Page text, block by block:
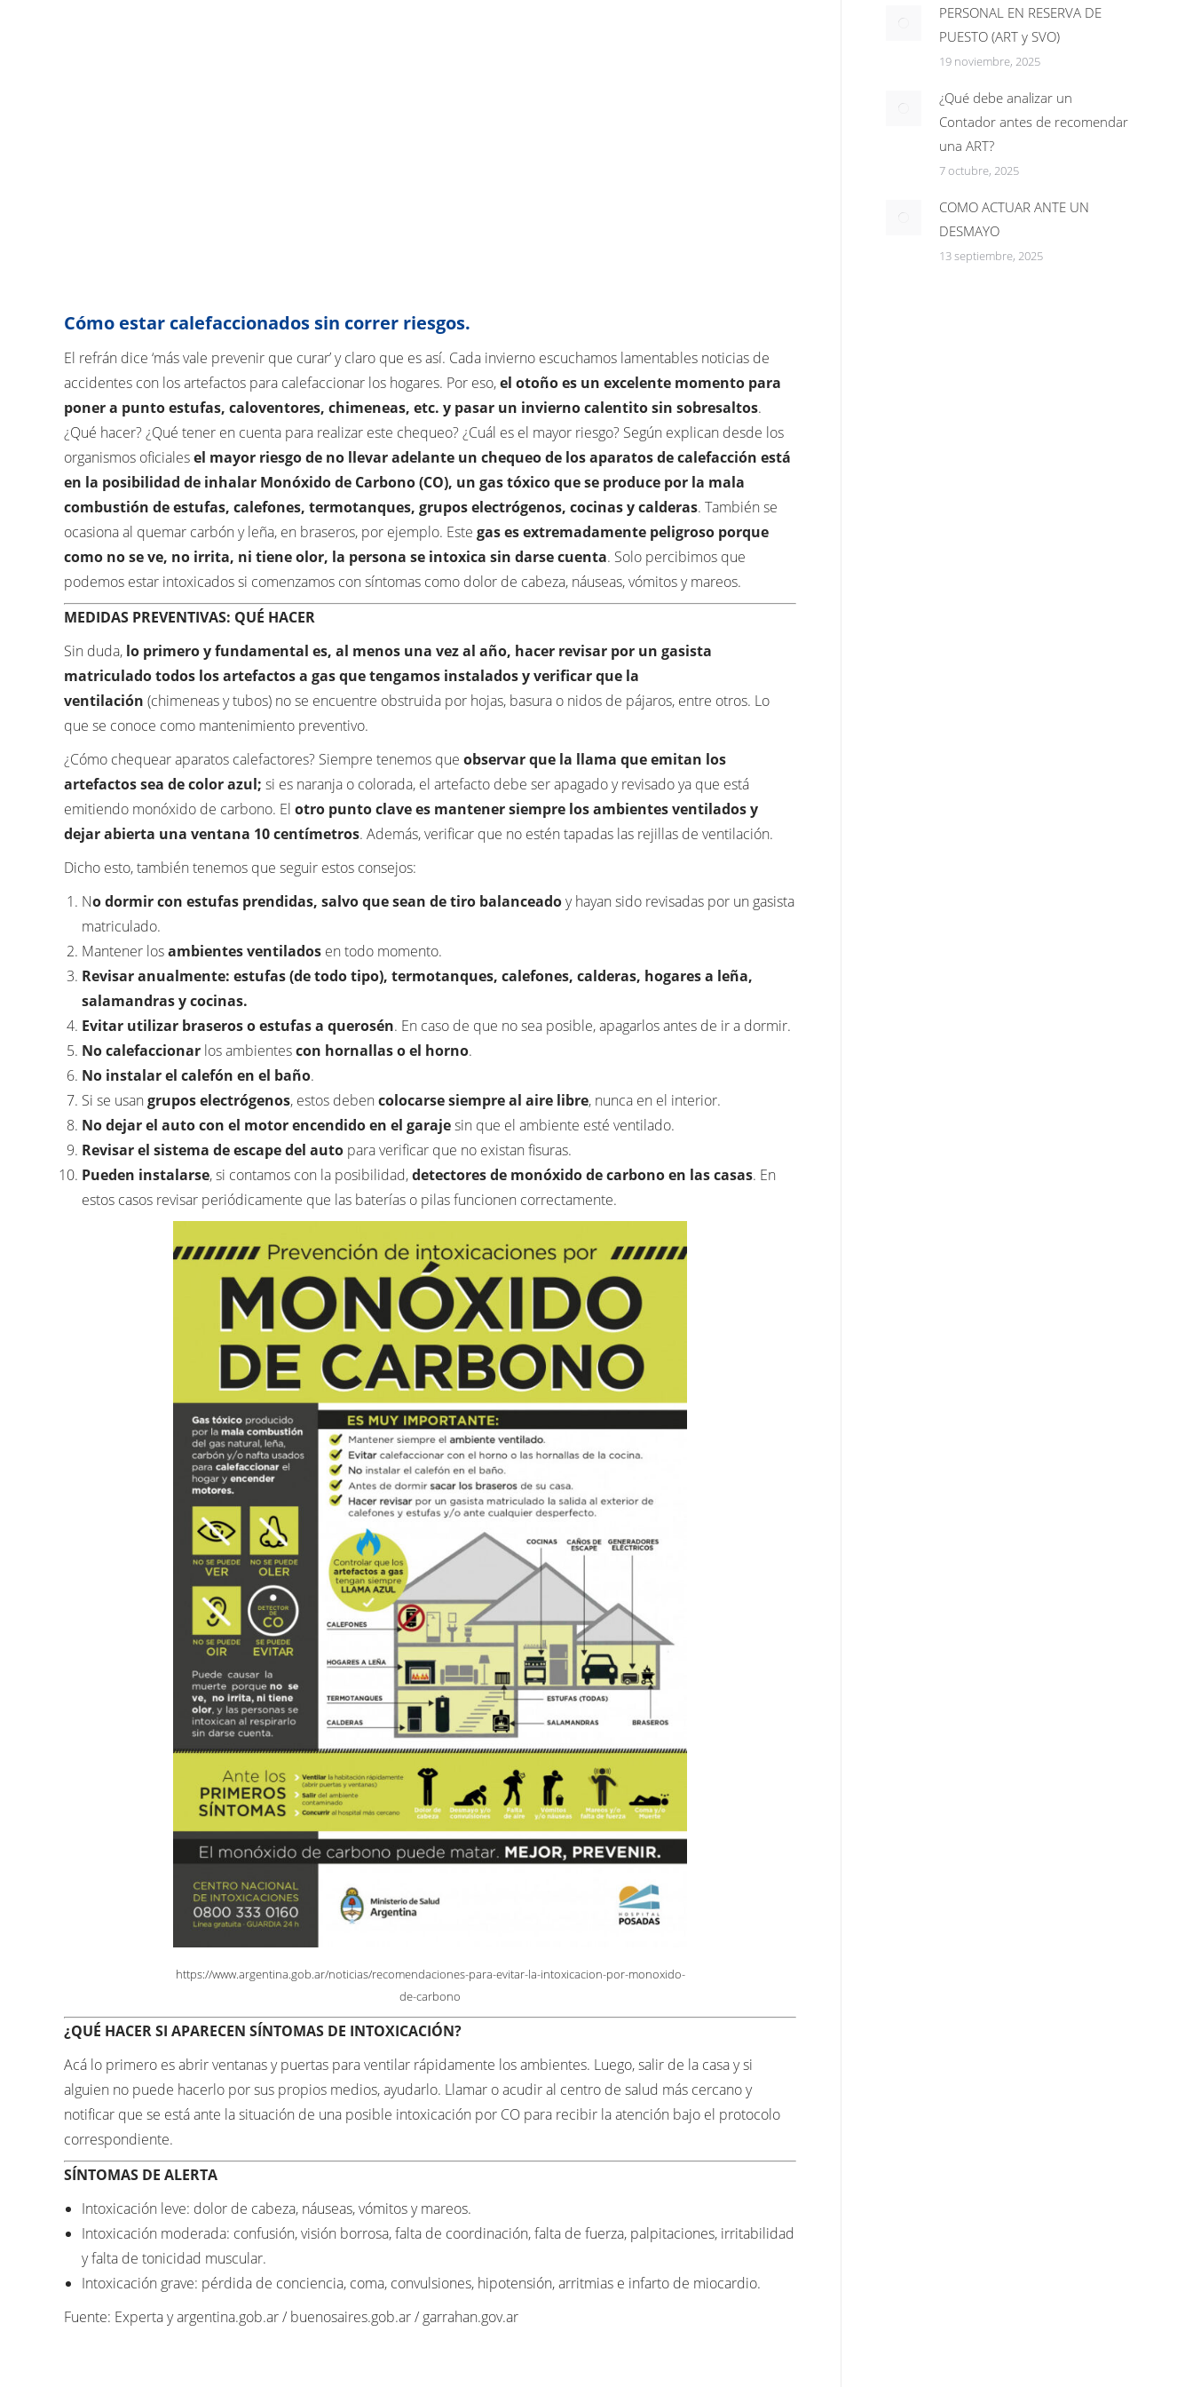
Cómo estar calefaccionados sin correr riesgos.
El refrán dice ‘más vale prevenir que curar’ y claro que es así. Cada invierno escuchamos lamentables noticias de
accidentes con los artefactos para calefaccionar los hogares. Por eso,el otoño es un excelente momento para
poner a punto estufas, caloventores, chimeneas, etc. y pasar un invierno calentito sin sobresaltos.
¿Qué hacer? ¿Qué tener en cuenta para realizar este chequeo? ¿Cuál es el mayor riesgo? Según explican desde los
organismos oficialesel mayor riesgo de no llevar adelante un chequeo de los aparatos de calefacción está
en la posibilidad de inhalar Monóxido de Carbono (CO), un gas tóxico que se produce por la mala
combustión de estufas, calefones, termotanques, grupos electrógenos, cocinas y calderas. También se
ocasiona al quemar carbón y leña, en braseros, por ejemplo. Este gas es extremadamente peligroso porque
como no se ve, no irrita, ni tiene olor, la persona se intoxica sin darse cuenta. Solo percibimos que
podemos estar intoxicados si comenzamos con síntomas como dolor de cabeza, náuseas, vómitos y mareos.
MEDIDAS PREVENTIVAS: QUÉ HACER
Sin duda, lo primero y fundamental es, al menos una vez al año, hacer revisar por un gasista
matriculado todos los artefactos a gas que tengamos instalados y verificar que la
ventilación (chimeneas y tubos) no se encuentre obstruida por hojas, basura o nidos de pájaros, entre otros. Lo
que se conoce como mantenimiento preventivo.
¿Cómo chequear aparatos calefactores? Siempre tenemos que observar que la llama que emitan los
artefactos sea de color azul; si es naranja o colorada, el artefacto debe ser apagado y revisado ya que está
emitiendo monóxido de carbono. El otro punto clave es mantener siempre los ambientes ventilados y
dejar abierta una ventana 10 centímetros. Además, verificar que no estén tapadas las rejillas de ventilación.
Dicho esto, también tenemos que seguir estos consejos:
No dormir con estufas prendidas, salvo que sean de tiro balanceadoy hayan sido revisadas por un gasista
matriculado.
Mantener losambientes ventilados en todo momento.
Revisar anualmente: estufas (de todo tipo), termotanques, calefones, calderas, hogares a leña,
salamandras y cocinas.
Evitar utilizar braseros o estufas a querosén. En caso de que no sea posible, apagarlos antes de ir a dormir.
No calefaccionar los ambientescon hornallas o el horno.
No instalar el calefón en el baño.
Si se usangrupos electrógenos, estos debencolocarse siempre al aire libre, nunca en el interior.
No dejar el auto con el motor encendido en el garajesin que el ambiente esté ventilado.
Revisar el sistema de escape del auto para verificar que no existan fisuras.
Pueden instalarse, si contamos con la posibilidad,detectores de monóxido de carbono en las casas. En
estos casos revisar periódicamente que las baterías o pilas funcionen correctamente.
https://www.argentina.gob.ar/noticias/recomendaciones-para-evitar-la-intoxicacion-por-monoxido-
de-carbono
¿QUÉ HACER SI APARECEN SÍNTOMAS DE INTOXICACIÓN?
Acá lo primero es abrir ventanas y puertas para ventilar rápidamente los ambientes. Luego, salir de la casa y si
alguien no puede hacerlo por sus propios medios, ayudarlo. Llamar o acudir al centro de salud más cercano y
notificar que se está ante la situación de una posible intoxicación por CO para recibir la atención bajo el protocolo
correspondiente.
SÍNTOMAS DE ALERTA
Intoxicación leve: dolor de cabeza, náuseas, vómitos y mareos.
Intoxicación moderada: confusión, visión borrosa, falta de coordinación, falta de fuerza, palpitaciones, irritabilidad
y falta de tonicidad muscular.
Intoxicación grave: pérdida de conciencia, coma, convulsiones, hipotensión, arritmias e infarto de miocardio.
Fuente: Experta y argentina.gob.ar / buenosaires.gob.ar / garrahan.gov.ar
PERSONAL EN RESERVA DE
PUESTO (ART y SVO)
19 noviembre, 2025
¿Qué debe analizar un
Contador antes de recomendar
una ART?
7 octubre, 2025
COMO ACTUAR ANTE UN
DESMAYO
13 septiembre, 2025